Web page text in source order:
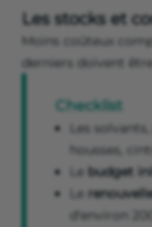
Les stocks et
Moins coûteux
derniers doivent
Checklist
Les
housses,
Le budget
Le
d'environ